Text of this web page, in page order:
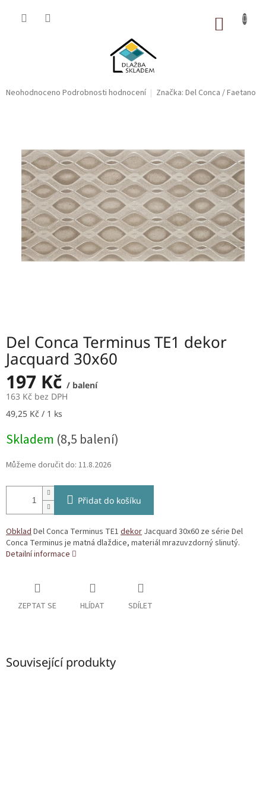
Průměrné
hvězdiček.
Neohodnoceno Podrobnosti hodnocení Značka: Del Conca / Faetano
Del Conca Terminus TE1 dekor
Jacquard 30x60
197 Kč / balení
163 Kč bez DPH
Měrná
49,25 Kč / 1 ks
Skladem (8,5 balení)
Můžeme doručit do: 11.8.2026
Přidat do košíku
ObkladDel Conca Terminus TE1 dekor Jacquard 30x60 ze série Del
Conca Terminus je matná dlaždice, materiál mrazuvzdorný slinutý.
Detailní informace
ZEPTAT SE HLÍDAT SDÍLET
Související produkty